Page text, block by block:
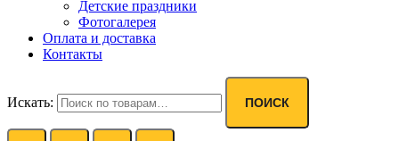
Детские праздники
Фотогалерея
Оплата и доставка
Контакты
Искать: ПОИСК